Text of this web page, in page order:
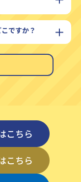
ですか？